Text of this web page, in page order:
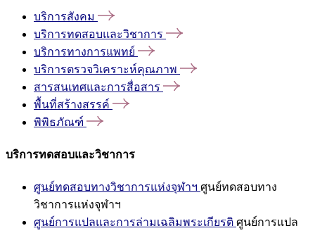
บริการสังคม
บริการทดสอบและวิชาการ
บริการทางการแพทย์
บริการตรวจวิเคราะห์คุณภาพ
สารสนเทศและการสื่อสาร
พื้นที่สร้างสรรค์
พิพิธภัณฑ์
บริการทดสอบและวิชาการ
ศูนย์ทดสอบทางวิชาการแห่งจุฬาฯ ศูนย์ทดสอบทาง
วิชาการแห่งจุฬาฯ
ศูนย์การแปลและการล่ามเฉลิมพระเกียรติ ศูนย์การแปล